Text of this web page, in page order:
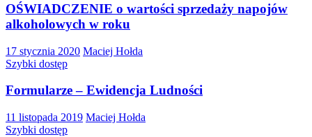
OŚWIADCZENIE o wartości sprzedaży napojów
alkoholowych w roku
17 stycznia 2020 Maciej Hołda
Szybki dostęp
Formularze – Ewidencja Ludności
11 listopada 2019 Maciej Hołda
Szybki dostęp